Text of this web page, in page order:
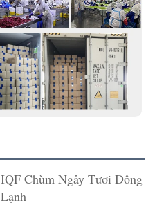
IQF Chùm Ngây Tươi Đông
Lạnh